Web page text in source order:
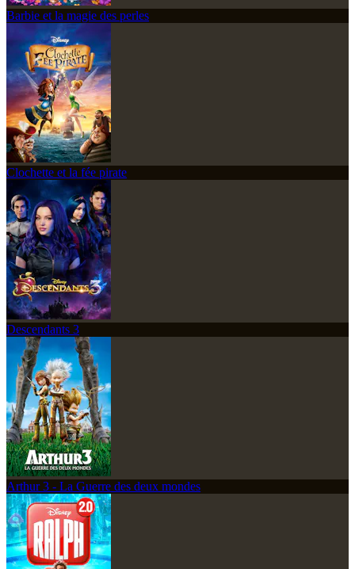
Barbie et la magie des perles
Clochette et la fée pirate
Descendants 3
Arthur 3 - La Guerre des deux mondes